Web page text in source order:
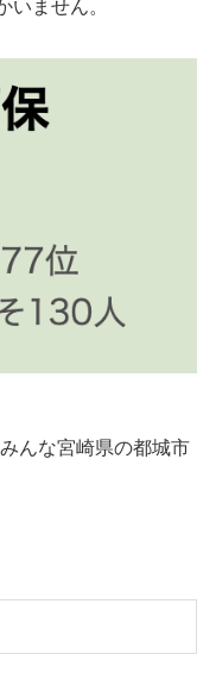
いません。
んな宮崎県の都城市